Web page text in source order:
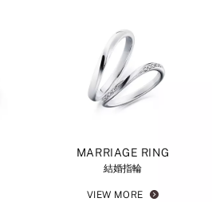
MARRIAGE RING
結婚指輪
VIEW MORE